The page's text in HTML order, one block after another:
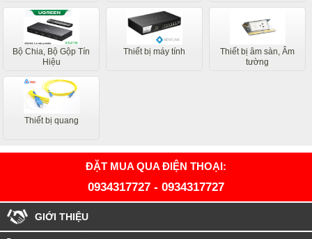
Bộ Chia, Bộ Gộp Tín
Hiệu
Thiết bị máy tính
Thiết bị âm sàn, Âm
tường
Thiết bị quang
ĐẶT MUA QUA ĐIỆN THOẠI:
0934317727 - 0934317727
GIỚI THIỆU